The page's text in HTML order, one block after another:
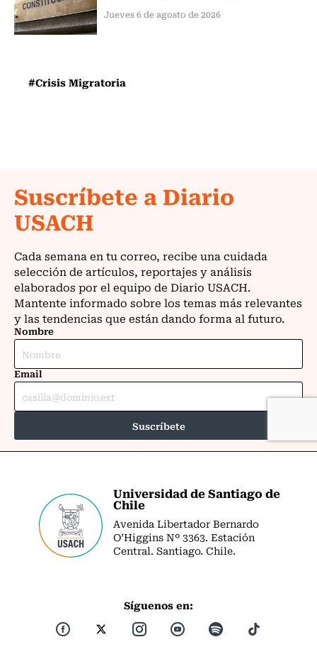
Jueves 6 de agosto de 2026
#Crisis Migratoria
Universidad de Santiago de
Chile
Avenida Libertador Bernardo
O’Higgins Nº 3363. Estación
Central. Santiago. Chile.
Síguenos en: